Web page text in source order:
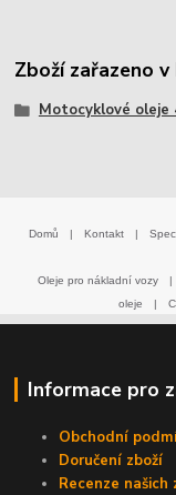
Zboží zařazeno
Motocyklové oleje
Domů | Kontakt |
Oleje pro nákladní vozy
|
oleje
|
Informace pro
Obchodní
Doručení zboží
Recenze našich